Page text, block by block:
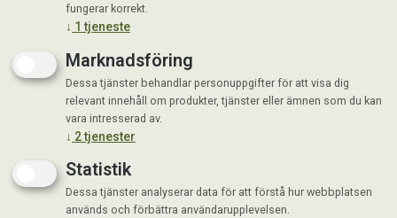
fungerar korrekt.
↓ 1 tjeneste
Marknadsföring
Dessa tjänster behandlar personuppgifter för att visa dig
relevant innehåll om produkter, tjänster eller ämnen som du kan
vara intresserad av.
↓ 2tjenester
Statistik
Dessa tjänster analyserar data för att förstå hur webbplatsen
används och förbättra användarupplevelsen.